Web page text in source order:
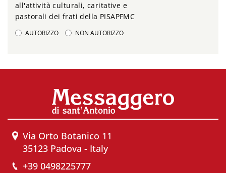
all'attività culturali, caritative e
pastorali dei frati della PISAPFMC
AUTORIZZO NON AUTORIZZO
Via Orto Botanico 11
35123 Padova - Italy
+39 0498225777